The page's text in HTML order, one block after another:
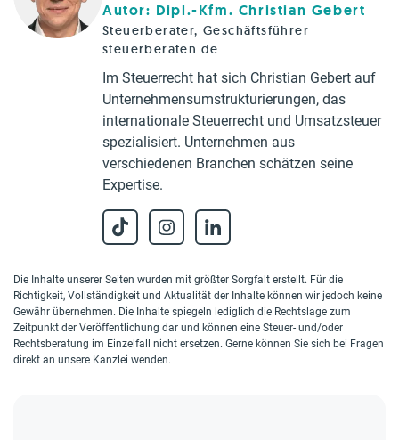
Autor: Dipl.-Kfm. Christian Gebert
Steuerberater, Geschäftsführer
steuerberaten.de
Im Steuerrecht hat sich Christian Gebert auf
Unternehmensumstrukturierungen, das
internationale Steuerrecht und Umsatzsteuer
spezialisiert. Unternehmen aus
verschiedenen Branchen schätzen seine
Expertise.
Die Inhalte unserer Seiten wurden mit größter Sorgfalt erstellt. Für die
Richtigkeit, Vollständigkeit und Aktualität der Inhalte können wir jedoch keine
Gewähr übernehmen. Die Inhalte spiegeln lediglich die Rechtslage zum
Zeitpunkt der Veröffentlichung dar und können eine Steuer- und/oder
Rechtsberatung im Einzelfall nicht ersetzen. Gerne können Sie sich bei Fragen
direkt an unsere Kanzlei wenden.